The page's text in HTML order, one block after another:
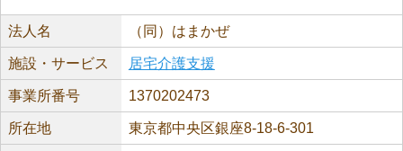
法人名 （同）はまかぜ
施設・サービス 居宅介護支援
事業所番号 1370202473
所在地 東京都中央区銀座8-18-6-301